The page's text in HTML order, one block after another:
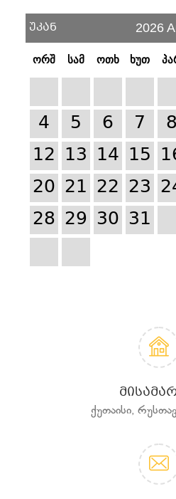
უკან 2026
ორშ სამ ოთხ ხუთ
4
5 6 7 8
12 13 14 15
20 21 22 23
28 29 30 31
ქუთაისი,